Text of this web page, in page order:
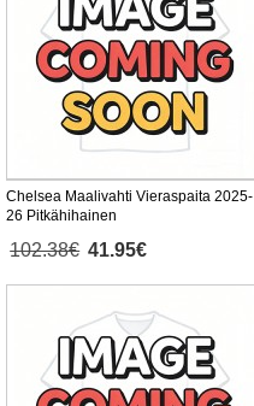
Chelsea Maalivahti Vieraspaita 2025-
26 Pitkähihainen
102.38€ 41.95€